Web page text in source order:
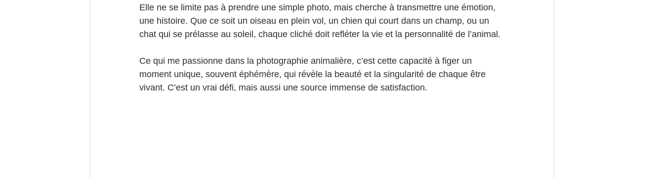
Elle ne se limite pas à prendre une simple photo, mais cherche à transmettre une émotion,
une histoire. Que ce soit un oiseau en plein vol, un chien qui court dans un champ, ou un
chat qui se prélasse au soleil, chaque cliché doit refléter la vie et la personnalité de l’animal.
Ce qui me passionne dans la photographie animalière, c’est cette capacité à figer un
moment unique, souvent éphémère, qui révèle la beauté et la singularité de chaque être
vivant. C’est un vrai défi, mais aussi une source immense de satisfaction.